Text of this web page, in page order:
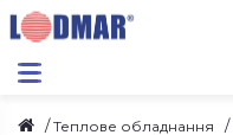
Теплове обладнання